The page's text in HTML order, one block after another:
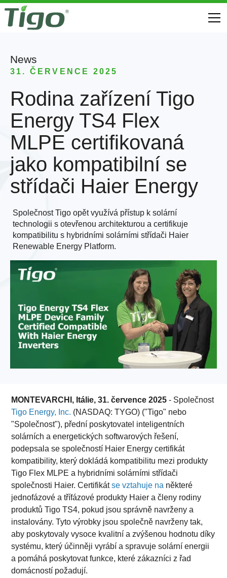
News
31. ČERVENCE 2025
Rodina zařízení Tigo
Energy TS4 Flex
MLPE certifikovaná
jako kompatibilní se
střídači Haier Energy
Společnost Tigo opět využívá přístup k solární
technologii s otevřenou architekturou a certifikuje
kompatibilitu s hybridními solárními střídači Haier
Renewable Energy Platform.
MONTEVARCHI, Itálie, 31. července 2025 - Společnost
Tigo Energy, Inc. (NASDAQ: TYGO) ("Tigo" nebo
"Společnost"), přední poskytovatel inteligentních
solárních a energetických softwarových řešení,
podepsala se společností Haier Energy certifikát
kompatibility, který dokládá kompatibilitu mezi produkty
Tigo Flex MLPE a hybridními solárními střídači
společnosti Haier. Certifikátse vztahuje na některé
jednofázové a třífázové produkty Haier a členy rodiny
produktů Tigo TS4, pokud jsou správně navrženy a
instalovány. Tyto výrobky jsou společně navrženy tak,
aby poskytovaly vysoce kvalitní a zvýšenou hodnotu díky
systému, který účinněji vyrábí a spravuje solární energii
a pomáhá poskytovat funkce, které zákazníci z řad
domácností požadují.